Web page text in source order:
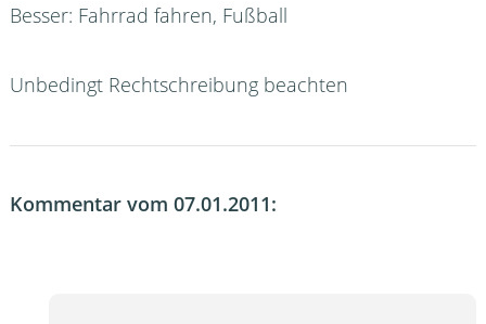
Besser: Fahrrad fahren, Fußball
Unbedingt Rechtschreibung beachten
Kommentar vom 07.01.2011: